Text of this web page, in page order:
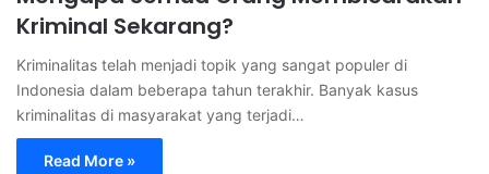
Kriminal Sekarang?
Kriminalitas telah menjadi topik yang sangat populer di
Indonesia dalam beberapa tahun terakhir. Banyak kasus
kriminalitas di masyarakat yang terjadi…
Read More »